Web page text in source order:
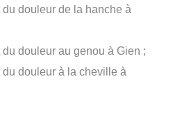
du douleur de la hanche à
du douleur au genou à Gien ;
du douleur à la cheville à